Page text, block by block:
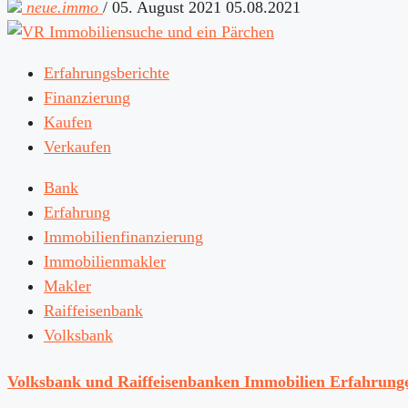
neue.immo / 05. August 2021 05.08.2021
Erfahrungsberichte
Finanzierung
Kaufen
Verkaufen
Bank
Erfahrung
Immobilienfinanzierung
Immobilienmakler
Makler
Raiffeisenbank
Volksbank
Volksbank und Raiffeisenbanken Immobilien